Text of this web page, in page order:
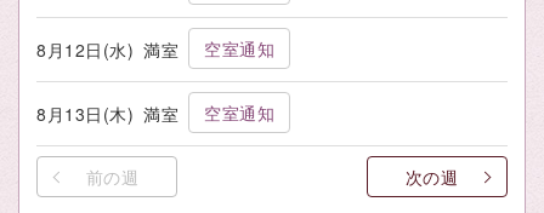
8月12日(水) 満室 空室通知
8月13日(木) 満室 空室通知
前の週 次の週